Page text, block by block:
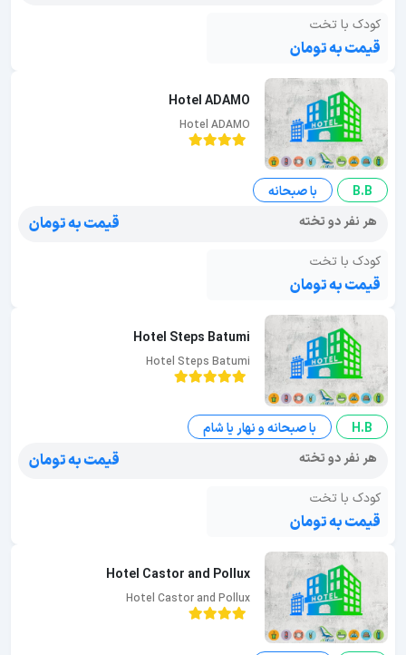
کودک با تخت
قیمت به تومان
Hotel ADAMO
Hotel ADAMO
B.B
با صبحانه
هر نفر دو تخته
قیمت به تومان
کودک با تخت
قیمت به تومان
Hotel Steps Batumi
Hotel Steps Batumi
H.B
با صبحانه و نهار یا شام
هر نفر دو تخته
قیمت به تومان
کودک با تخت
قیمت به تومان
Hotel Castor and Pollux
Hotel Castor and Pollux